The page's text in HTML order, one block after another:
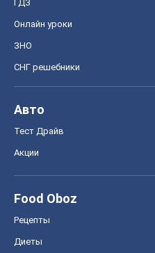
ГДЗ
Онлайн уроки
ЗНО
СНГ решебники
Авто
Тест Драйв
Акции
Food Oboz
Рецепты
Диеты